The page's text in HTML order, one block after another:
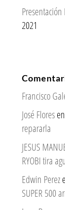
2021
Francisco
José Floresen
repararla
JESUS
RYOBI tira
Edwin Perez
SUPER 500